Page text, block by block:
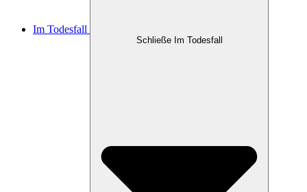
Im Todesfall
Schließe Im Todesfall